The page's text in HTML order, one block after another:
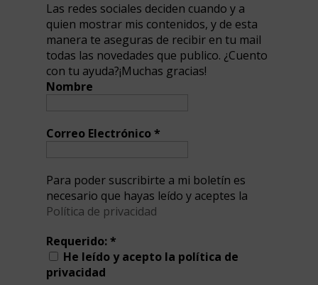
Las redes sociales deciden cuando y a
quien mostrar mis contenidos, y de esta
manera te aseguras de recibir en tu mail
todas las novedades que publico. ¿Cuento
con tu ayuda?¡Muchas gracias!
Nombre
Correo Electrónico*
Para poder suscribirte a mi boletín es
necesario que hayas leído y aceptes la
Política de privacidad
Requerido:*
He leído y acepto la política de
privacidad